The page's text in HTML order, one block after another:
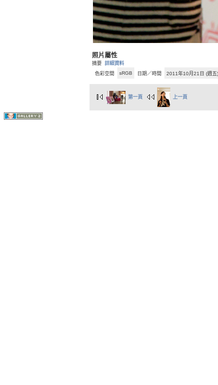
照片屬性
摘要 詳細資料
色彩空間
sRGB 日期／時間 2011年10月21日 (週
第一頁 上一頁